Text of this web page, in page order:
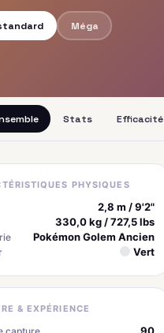
Méga
Stats Efficacité
PHYSIQUES
2,8 m / 9'2"
330,0 kg / 727,5 lbs
Pokémon Golem Ancien
Vert
& EXPÉRIENCE
capture